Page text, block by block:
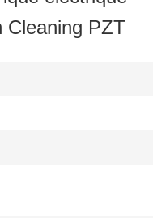
Cleaning PZT